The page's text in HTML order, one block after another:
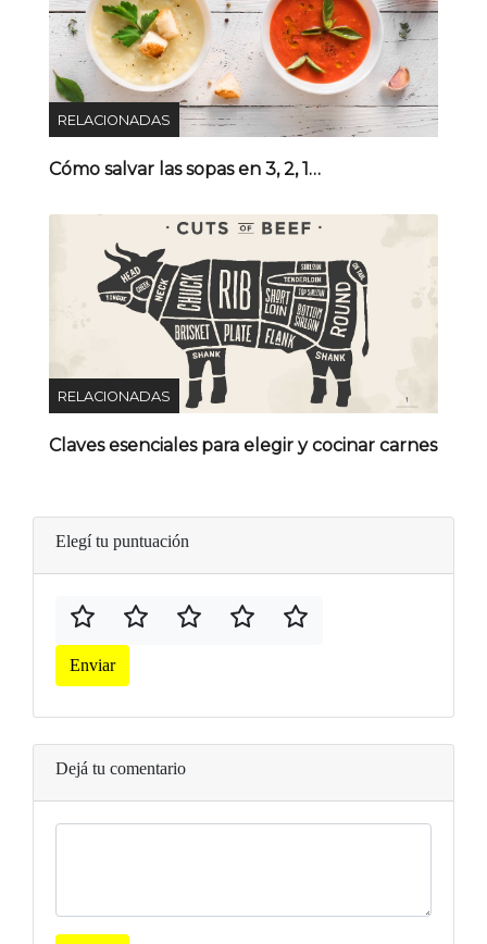
RELACIONADAS
Cómo salvar las sopas en 3, 2, 1…
RELACIONADAS
Claves esenciales para elegir y cocinar carnes
Elegí tu puntuación
Enviar
Dejá tu comentario